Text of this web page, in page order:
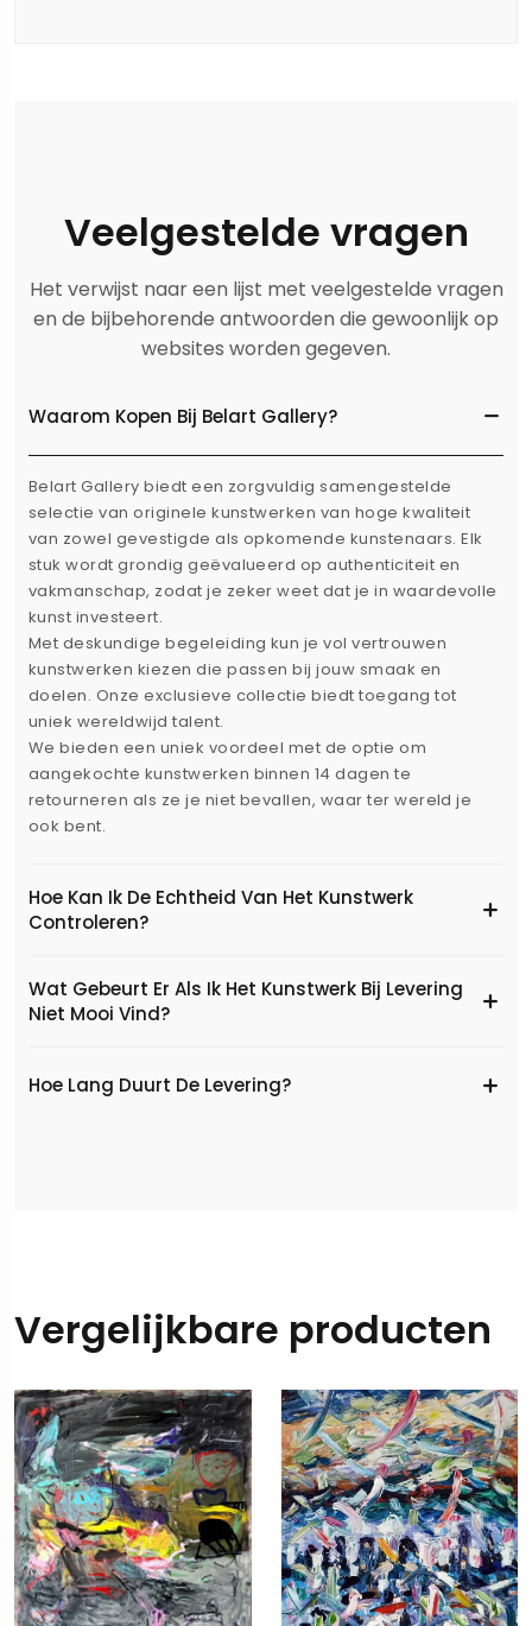
Veelgestelde vragen
Het verwijst naar een lijst met veelgestelde vragen
en de bijbehorende antwoorden die gewoonlijk op
websites worden gegeven.
Waarom Kopen Bij Belart Gallery?
Belart Gallery biedt een zorgvuldig samengestelde
selectie van originele kunstwerken van hoge kwaliteit
van zowel gevestigde als opkomende kunstenaars. Elk
stuk wordt grondig geëvalueerd op authenticiteit en
vakmanschap, zodat je zeker weet dat je in waardevolle
kunst investeert.
Met deskundige begeleiding kun je vol vertrouwen
kunstwerken kiezen die passen bij jouw smaak en
doelen. Onze exclusieve collectie biedt toegang tot
uniek wereldwijd talent.
We bieden een uniek voordeel met de optie om
aangekochte kunstwerken binnen 14 dagen te
retourneren als ze je niet bevallen, waar ter wereld je
ook bent.
Hoe Kan Ik De Echtheid Van Het Kunstwerk
Controleren?
Wat Gebeurt Er Als Ik Het Kunstwerk Bij Levering
Niet Mooi Vind?
Hoe Lang Duurt De Levering?
Vergelijkbare producten